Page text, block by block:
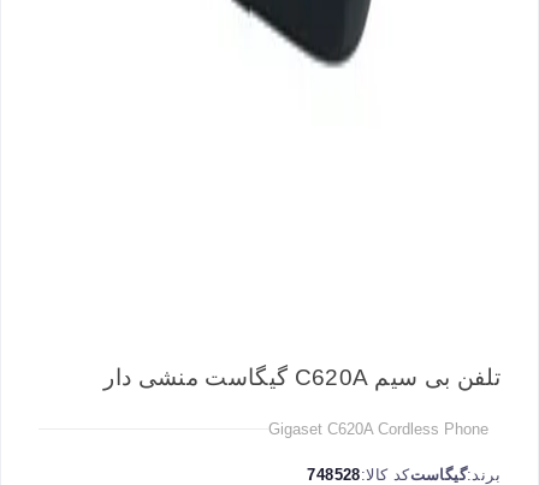
تلفن بی سیم C620A گیگاست منشی دار
Gigaset C620A Cordless Phone
برند:گیگاستکد کالا:748528